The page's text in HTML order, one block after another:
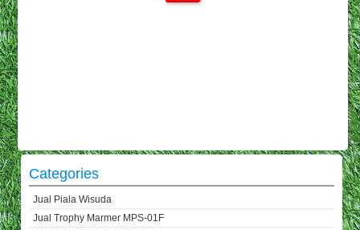
Categories
Jual Piala Wisuda
Jual Trophy Marmer MPS-01F